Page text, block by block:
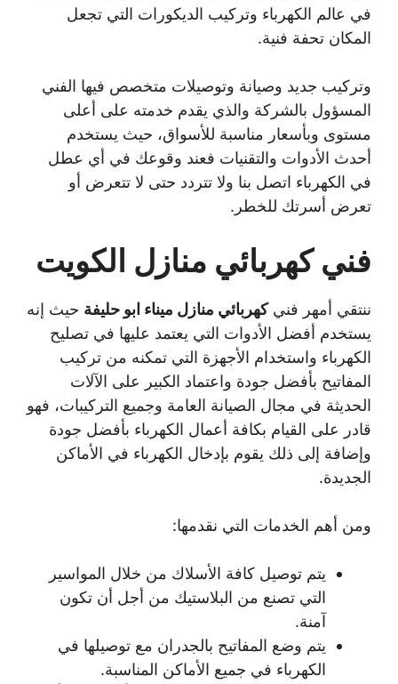
في عالم الكهرباء وتركيب الديكورات التي تجعل
المكان تحفة فنية.
وتركيب جديد وصيانة وتوصيلات متخصص فيها الفني
المسؤول بالشركة والذي يقدم خدمته على أعلى
مستوى وبأسعار مناسبة للأسواق، حيث يستخدم
أحدث الأدوات والتقنيات فعند وقوعك في أي عطل
في الكهرباء اتصل بنا ولا تتردد حتى لا تتعرض أو
تعرض أسرتك للخطر.
فني كهربائي منازل الكويت
ننتقي أمهر فنيكهربائي منازل ميناء ابو حليفة حيث إنه
يستخدم أفضل الأدوات التي يعتمد عليها في تصليح
الكهرباء واستخدام الأجهزة التي تمكنه من تركيب
المفاتيح بأفضل جودة واعتماد الكبير على الآلات
الحديثة في مجال الصيانة العامة وجميع التركيبات، فهو
قادر على القيام بكافة أعمال الكهرباء بأفضل جودة
وإضافة إلى ذلك يقوم بإدخال الكهرباء في الأماكن
الجديدة.
ومن أهم الخدمات التي نقدمها:
يتم توصيل كافة الأسلاك من خلال المواسير
التي تصنع من البلاستيك من أجل أن تكون
آمنة.
يتم وضع المفاتيح بالجدران مع توصيلها في
الكهرباء في جميع الأماكن المناسبة.